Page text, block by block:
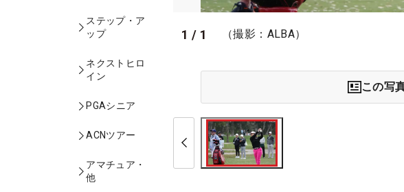
ステップ・ア
ップ
ネクストヒロ
イン
PGAシニア
ACNツアー
アマチュア・
他
1 / 1 （撮影：ALBA）
この写